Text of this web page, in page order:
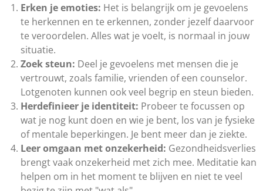
Erken je emoties: Het is belangrijk om je gevoelens
te herkennen en te erkennen, zonder jezelf daarvoor
te veroordelen. Alles wat je voelt, is normaal in jouw
situatie.
Zoek steun: Deel je gevoelens met mensen die je
vertrouwt, zoals familie, vrienden of een counselor.
Lotgenoten kunnen ook veel begrip en steun bieden.
Herdefinieer je identiteit: Probeer te focussen op
wat je nog kunt doen en wie je bent, los van je fysieke
of mentale beperkingen. Je bent meer dan je ziekte.
Leer omgaan met onzekerheid: Gezondheidsverlies
brengt vaak onzekerheid met zich mee. Meditatie kan
helpen om in het moment te blijven en niet te veel